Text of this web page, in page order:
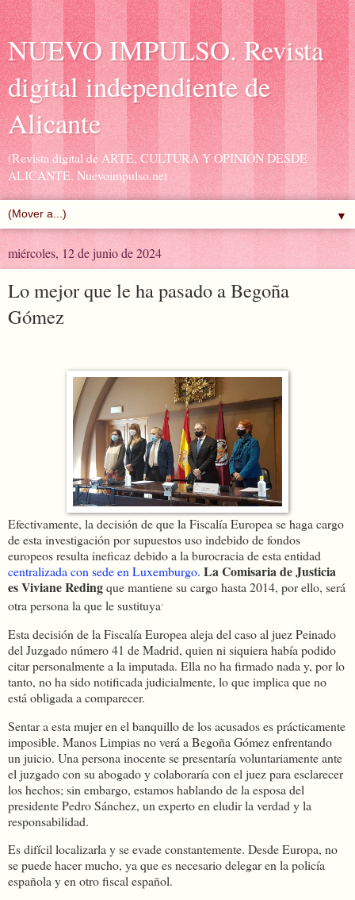
NUEVO IMPULSO. Revista
digital independiente de
Alicante
(Revista digital de ARTE, CULTURA Y OPINIÓN DESDE
ALICANTE. Nuevoimpulso.net
▼
miércoles, 12 de junio de 2024
Lo mejor que le ha pasado a Begoña
Gómez
Efectivamente, la decisión de que la Fiscalía Europea se haga cargo
de esta investigación por supuestos uso indebido de fondos
europeos resulta ineficaz debido a la burocracia de esta entidad
centralizada con sede en Luxemburgo. La Comisaria de Justicia
es Viviane Redingque mantiene su cargo hasta 2014, por ello, será
otra persona la que le sustituya.
Esta decisión de la Fiscalía Europea aleja del caso al juez Peinado
del Juzgado número 41 de Madrid, quien ni siquiera había podido
citar personalmente a la imputada. Ella no ha firmado nada y, por lo
tanto, no ha sido notificada judicialmente, lo que implica que no
está obligada a comparecer.
Sentar a esta mujer en el banquillo de los acusados es prácticamente
imposible. Manos Limpias no verá a Begoña Gómez enfrentando
un juicio. Una persona inocente se presentaría voluntariamente ante
el juzgado con su abogado y colaboraría con el juez para esclarecer
los hechos; sin embargo, estamos hablando de la esposa del
presidente Pedro Sánchez, un experto en eludir la verdad y la
responsabilidad.
Es difícil localizarla y se evade constantemente. Desde Europa, no
se puede hacer mucho, ya que es necesario delegar en la policía
española y en otro fiscal español.